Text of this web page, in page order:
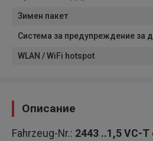
Зимен пакет
Система за предупреждение за
WLAN / WiFi hotspot
Описание
Fahrzeug-Nr.: 2443 ..1,5 VC-T